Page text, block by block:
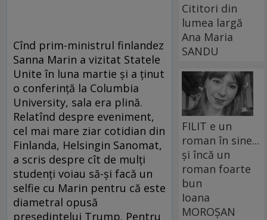
Cînd prim-ministrul finlandez
Sanna Marin a vizitat Statele
Unite în luna martie și a ținut
o conferință la Columbia
University, sala era plină.
Relatînd despre eveniment,
cel mai mare ziar cotidian din
Finlanda, Helsingin Sanomat,
a scris despre cît de mulți
studenți voiau să-și facă un
selfie cu Marin pentru că este
diametral opusă
președintelui Trump. Pentru
Cititori din
lumea largă
Ana Maria
SANDU
FILIT e un
roman în sine...
și încă un
roman foarte
bun
Ioana
MOROȘAN